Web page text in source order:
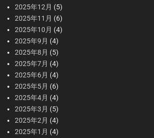
2025年12月 (5)
2025年11月 (6)
2025年10月 (4)
2025年9月 (4)
2025年8月 (5)
2025年7月 (4)
2025年6月 (4)
2025年5月 (6)
2025年4月 (4)
2025年3月 (5)
2025年2月 (4)
2025年1月 (4)